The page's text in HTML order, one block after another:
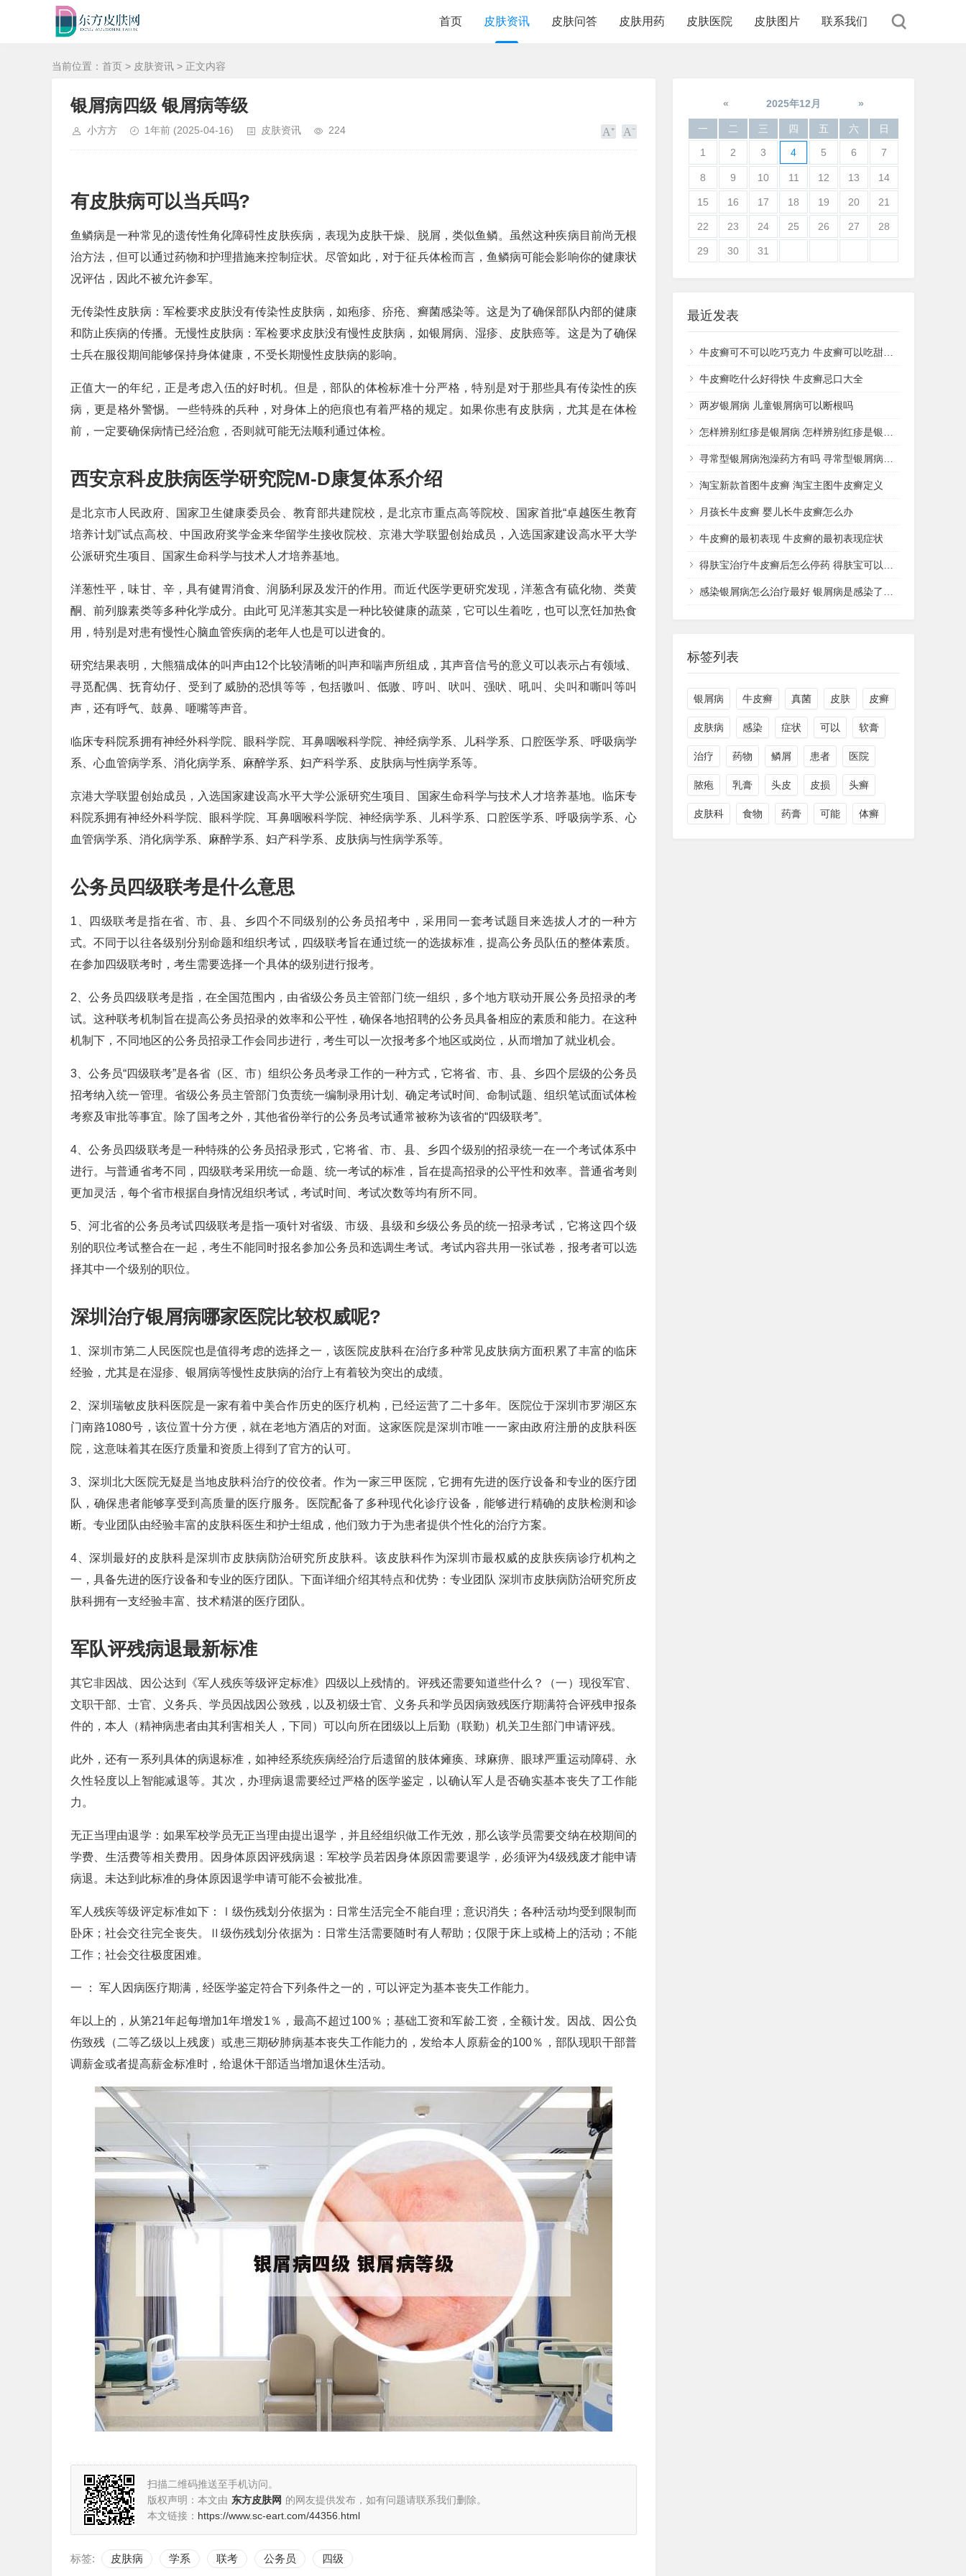
首页 皮肤资讯 皮肤问答 皮肤用药 皮肤医院 皮肤图片 联系我们
当前位置： 首页 > 皮肤资讯 > 正文内容
银屑病四级 银屑病等级
小方方 1年前 (2025-04-16) 皮肤资讯 224
有皮肤病可以当兵吗?
鱼鳞病是一种常见的遗传性角化障碍性皮肤疾病，表现为皮肤干燥、脱屑，类似鱼鳞。虽然这种疾病目前尚无根
治方法，但可以通过药物和护理措施来控制症状。尽管如此，对于征兵体检而言，鱼鳞病可能会影响你的健康状
况评估，因此不被允许参军。
无传染性皮肤病：军检要求皮肤没有传染性皮肤病，如疱疹、疥疮、癣菌感染等。这是为了确保部队内部的健康
和防止疾病的传播。无慢性皮肤病：军检要求皮肤没有慢性皮肤病，如银屑病、湿疹、皮肤癌等。这是为了确保
士兵在服役期间能够保持身体健康，不受长期慢性皮肤病的影响。
正值大一的年纪，正是考虑入伍的好时机。但是，部队的体检标准十分严格，特别是对于那些具有传染性的疾
病，更是格外警惕。一些特殊的兵种，对身体上的疤痕也有着严格的规定。如果你患有皮肤病，尤其是在体检
前，一定要确保病情已经治愈，否则就可能无法顺利通过体检。
西安京科皮肤病医学研究院M-D康复体系介绍
是北京市人民政府、国家卫生健康委员会、教育部共建院校，是北京市重点高等院校、国家首批“卓越医生教育
培养计划”试点高校、中国政府奖学金来华留学生接收院校、京港大学联盟创始成员，入选国家建设高水平大学
公派研究生项目、国家生命科学与技术人才培养基地。
洋葱性平，味甘、辛，具有健胃消食、润肠利尿及发汗的作用。而近代医学更研究发现，洋葱含有硫化物、类黄
酮、前列腺素类等多种化学成分。由此可见洋葱其实是一种比较健康的蔬菜，它可以生着吃，也可以烹饪加热食
用，特别是对患有慢性心脑血管疾病的老年人也是可以进食的。
研究结果表明，大熊猫成体的叫声由12个比较清晰的叫声和喘声所组成，其声音信号的意义可以表示占有领域、
寻觅配偶、抚育幼仔、受到了威胁的恐惧等等，包括嗷叫、低嗷、哼叫、吠叫、强吠、吼叫、尖叫和嘶叫等叫
声，还有呼气、鼓鼻、咂嘴等声音。
临床专科院系拥有神经外科学院、眼科学院、耳鼻咽喉科学院、神经病学系、儿科学系、口腔医学系、呼吸病学
系、心血管病学系、消化病学系、麻醉学系、妇产科学系、皮肤病与性病学系等。
京港大学联盟创始成员，入选国家建设高水平大学公派研究生项目、国家生命科学与技术人才培养基地。临床专
科院系拥有神经外科学院、眼科学院、耳鼻咽喉科学院、神经病学系、儿科学系、口腔医学系、呼吸病学系、心
血管病学系、消化病学系、麻醉学系、妇产科学系、皮肤病与性病学系等。
公务员四级联考是什么意思
1、四级联考是指在省、市、县、乡四个不同级别的公务员招考中，采用同一套考试题目来选拔人才的一种方
式。不同于以往各级别分别命题和组织考试，四级联考旨在通过统一的选拔标准，提高公务员队伍的整体素质。
在参加四级联考时，考生需要选择一个具体的级别进行报考。
2、公务员四级联考是指，在全国范围内，由省级公务员主管部门统一组织，多个地方联动开展公务员招录的考
试。这种联考机制旨在提高公务员招录的效率和公平性，确保各地招聘的公务员具备相应的素质和能力。在这种
机制下，不同地区的公务员招录工作会同步进行，考生可以一次报考多个地区或岗位，从而增加了就业机会。
3、公务员“四级联考”是各省（区、市）组织公务员考录工作的一种方式，它将省、市、县、乡四个层级的公务员
招考纳入统一管理。省级公务员主管部门负责统一编制录用计划、确定考试时间、命制试题、组织笔试面试体检
考察及审批等事宜。除了国考之外，其他省份举行的公务员考试通常被称为该省的“四级联考”。
4、公务员四级联考是一种特殊的公务员招录形式，它将省、市、县、乡四个级别的招录统一在一个考试体系中
进行。与普通省考不同，四级联考采用统一命题、统一考试的标准，旨在提高招录的公平性和效率。普通省考则
更加灵活，每个省市根据自身情况组织考试，考试时间、考试次数等均有所不同。
5、河北省的公务员考试四级联考是指一项针对省级、市级、县级和乡级公务员的统一招录考试，它将这四个级
别的职位考试整合在一起，考生不能同时报名参加公务员和选调生考试。考试内容共用一张试卷，报考者可以选
择其中一个级别的职位。
深圳治疗银屑病哪家医院比较权威呢?
1、深圳市第二人民医院也是值得考虑的选择之一，该医院皮肤科在治疗多种常见皮肤病方面积累了丰富的临床
经验，尤其是在湿疹、银屑病等慢性皮肤病的治疗上有着较为突出的成绩。
2、深圳瑞敏皮肤科医院是一家有着中美合作历史的医疗机构，已经运营了二十多年。医院位于深圳市罗湖区东
门南路1080号，该位置十分方便，就在老地方酒店的对面。这家医院是深圳市唯一一家由政府注册的皮肤科医
院，这意味着其在医疗质量和资质上得到了官方的认可。
3、深圳北大医院无疑是当地皮肤科治疗的佼佼者。作为一家三甲医院，它拥有先进的医疗设备和专业的医疗团
队，确保患者能够享受到高质量的医疗服务。医院配备了多种现代化诊疗设备，能够进行精确的皮肤检测和诊
断。专业团队由经验丰富的皮肤科医生和护士组成，他们致力于为患者提供个性化的治疗方案。
4、深圳最好的皮肤科是深圳市皮肤病防治研究所皮肤科。该皮肤科作为深圳市最权威的皮肤疾病诊疗机构之
一，具备先进的医疗设备和专业的医疗团队。下面详细介绍其特点和优势：专业团队 深圳市皮肤病防治研究所皮
肤科拥有一支经验丰富、技术精湛的医疗团队。
军队评残病退最新标准
其它非因战、因公达到《军人残疾等级评定标准》四级以上残情的。评残还需要知道些什么？（一）现役军官、
文职干部、士官、义务兵、学员因战因公致残，以及初级士官、义务兵和学员因病致残医疗期满符合评残申报条
件的，本人（精神病患者由其利害相关人，下同）可以向所在团级以上后勤（联勤）机关卫生部门申请评残。
此外，还有一系列具体的病退标准，如神经系统疾病经治疗后遗留的肢体瘫痪、球麻痹、眼球严重运动障碍、永
久性轻度以上智能减退等。其次，办理病退需要经过严格的医学鉴定，以确认军人是否确实基本丧失了工作能
力。
无正当理由退学：如果军校学员无正当理由提出退学，并且经组织做工作无效，那么该学员需要交纳在校期间的
学费、生活费等相关费用。因身体原因评残病退：军校学员若因身体原因需要退学，必须评为4级残废才能申请
病退。未达到此标准的身体原因退学申请可能不会被批准。
军人残疾等级评定标准如下：Ⅰ级伤残划分依据为：日常生活完全不能自理；意识消失；各种活动均受到限制而
卧床；社会交往完全丧失。Ⅱ级伤残划分依据为：日常生活需要随时有人帮助；仅限于床上或椅上的活动；不能
工作；社会交往极度困难。
一 ： 军人因病医疗期满，经医学鉴定符合下列条件之一的，可以评定为基本丧失工作能力。
年以上的，从第21年起每增加1年增发1％，最高不超过100％；基础工资和军龄工资，全额计发。因战、因公负
伤致残（二等乙级以上残废）或患三期矽肺病基本丧失工作能力的，发给本人原薪金的100％，部队现职干部普
调薪金或者提高薪金标准时，给退休干部适当增加退休生活动。
扫描二维码推送至手机访问。
版权声明：本文由 东方皮肤网 的网友提供发布，如有问题请联系我们删除。
本文链接： https://www.sc-eart.com/44356.html
标签: 皮肤病 学系 联考 公务员 四级
« 2025年12月 »
一 二 三 四 五 六 日
1 2 3 4 5 6 7
8 9 10 11 12 13 14
15 16 17 18 19 20 21
22 23 24 25 26 27 28
29 30 31
最近发表
牛皮癣可不可以吃巧克力 牛皮癣可以吃甜品吗
牛皮癣吃什么好得快 牛皮癣忌口大全
两岁银屑病 儿童银屑病可以断根吗
怎样辨别红疹是银屑病 怎样辨别红疹是银屑病还是湿疹
寻常型银屑病泡澡药方有吗 寻常型银屑病用什么药洗
淘宝新款首图牛皮癣 淘宝主图牛皮癣定义
月孩长牛皮癣 婴儿长牛皮癣怎么办
牛皮癣的最初表现 牛皮癣的最初表现症状
得肤宝治疗牛皮癣后怎么停药 得肤宝可以治疗湿疹吗
感染银屑病怎么治疗最好 银屑病是感染了什么病菌
标签列表
银屑病 牛皮癣 真菌 皮肤 皮癣
皮肤病 感染 症状 可以 软膏
治疗 药物 鳞屑 患者 医院
脓疱 乳膏 头皮 皮损 头癣
皮肤科 食物 药膏 可能 体癣